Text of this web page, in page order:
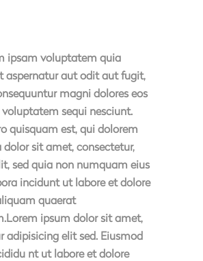
ipsam voluptatem quia
aspernatur aut odit aut fugit,
magni dolores eos
sequi nesciunt.
quisquam est, qui dolorem
dolor sit amet, consectetur,
sed quia non numquam eius
incidunt ut labore et dolore
quaerat
ipsum dolor sit amet,
adipisicing elit sed. Eiusmod
nt ut labore et dolore